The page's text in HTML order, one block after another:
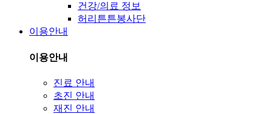
건강/의료 정보
허리튼튼봉사단
이용안내
이용안내
진료 안내
초진 안내
재진 안내